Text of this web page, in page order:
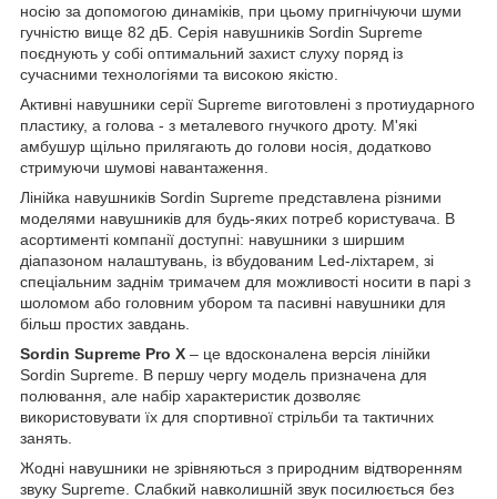
носію за допомогою динаміків, при цьому пригнічуючи шуми
гучністю вище 82 дБ. Серія навушників Sordin Supreme
поєднують у собі оптимальний захист слуху поряд із
сучасними технологіями та високою якістю.
Активні навушники серії Supreme виготовлені з протиударного
пластику, а голова - з металевого гнучкого дроту. М'які
амбушур щільно прилягають до голови носія, додатково
стримуючи шумові навантаження.
Лінійка навушників Sordin Supreme представлена різними
моделями навушників для будь-яких потреб користувача. В
асортименті компанії доступні: навушники з ширшим
діапазоном налаштувань, із вбудованим Led-ліхтарем, зі
спеціальним заднім тримачем для можливості носити в парі з
шоломом або головним убором та пасивні навушники для
більш простих завдань.
Sordin Supreme Pro X – це вдосконалена версія лінійки
Sordin Supreme. В першу чергу модель призначена для
полювання, але набір характеристик дозволяє
використовувати їх для спортивної стрільби та тактичних
занять.
Жодні навушники не зрівняються з природним відтворенням
звуку Supreme. Слабкий навколишній звук посилюється без